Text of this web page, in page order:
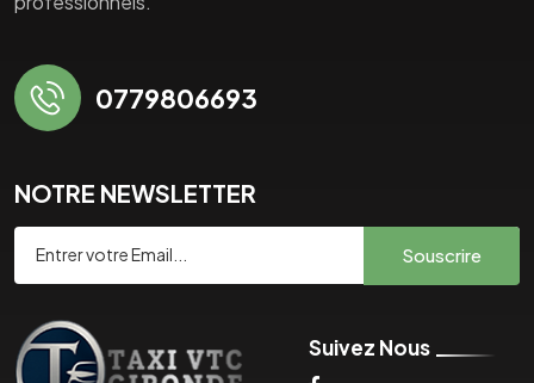
0779806693
NOTRE NEWSLETTER
Souscrire
Suivez Nous